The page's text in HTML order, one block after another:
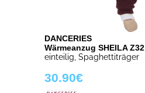
DANCERIES
Wärmeanzug SHEILA Z32
einteilig, Spaghettiträger
30.90€